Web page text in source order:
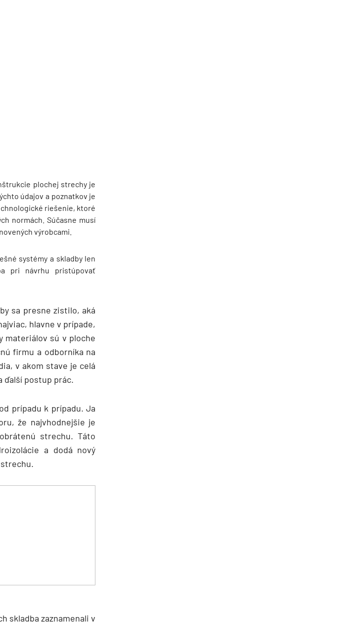
plochej strechy je
údajov a poznatkov je
riešenie, ktoré
normách. Súčasne musí
výrobcami.
systémy a skladby len
pri návrhu pristúpovať
sa presne zistilo, aká
hlavne v prípade,
materiálov sú v ploche
firmu a odborníka na
v akom stave je celá
ďalší postup prác.
prípadu k prípadu. Ja
že najvhodnejšie je
strechu. Táto
a dodá nový
skladba zaznamenali v